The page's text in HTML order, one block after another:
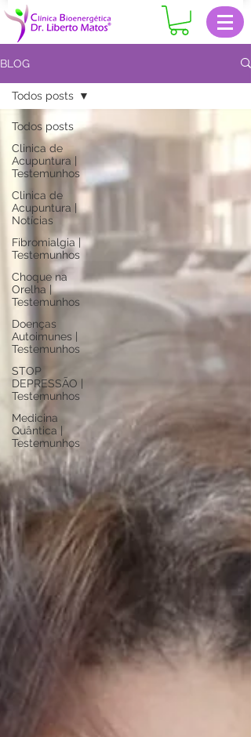
BLOG
Todos posts
Clinica de
Acupuntura |
Testemunhos
Clinica de
Acupuntura |
Notícias
Fibromialgia |
Testemunhos
Choque na
Orelha |
Testemunhos
Doenças
Autoimunes |
Testemunhos
STOP
DEPRESSÃO |
Testemunhos
Medicina
Quântica |
Testemunhos
Todos posts